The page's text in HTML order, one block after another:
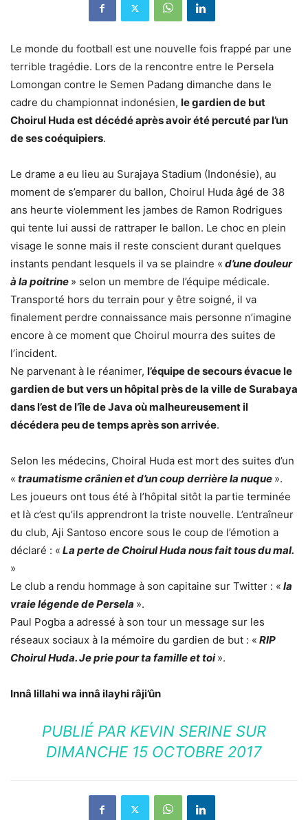
Le monde du football est une nouvelle fois frappé par une
terrible tragédie. Lors de la rencontre entre le Persela
Lomongan contre le Semen Padang dimanche dans le
cadre du championnat indonésien, le gardien de but
Choirul Huda est décédé après avoir été percuté par l’un
de ses coéquipiers.
Le drame a eu lieu au Surajaya Stadium (Indonésie), au
moment de s’emparer du ballon, Choirul Huda âgé de 38
ans heurte violemment les jambes de Ramon Rodrigues
qui tente lui aussi de rattraper le ballon. Le choc en plein
visage le sonne mais il reste conscient durant quelques
instants pendant lesquels il va se plaindre « d’une douleur
à la poitrine » selon un membre de l’équipe médicale.
Transporté hors du terrain pour y être soigné, il va
finalement perdre connaissance mais personne n’imagine
encore à ce moment que Choirul mourra des suites de
l’incident.
Ne parvenant à le réanimer, l’équipe de secours évacue le
gardien de but vers un hôpital près de la ville de Surabaya
dans l’est de l’île de Java où malheureusement il
décédera peu de temps après son arrivée.
Selon les médecins, Choiral Huda est mort des suites d’un
« traumatisme crânien et d’un coup derrière la nuque ».
Les joueurs ont tous été à l’hôpital sitôt la partie terminée
et là c’est qu’ils apprendront la triste nouvelle. L’entraîneur
du club, Aji Santoso encore sous le coup de l’émotion a
déclaré : « La perte de Choirul Huda nous fait tous du mal.
»
Le club a rendu hommage à son capitaine sur Twitter : « la
vraie légende de Persela ».
Paul Pogba a adressé à son tour un message sur les
réseaux sociaux à la mémoire du gardien de but : « RIP
Choirul Huda. Je prie pour ta famille et toi ».
Innâ lillahi wa innâ ilayhi râji’ûn
PUBLIÉ PAR KEVIN SERINESUR
DIMANCHE 15 OCTOBRE 2017